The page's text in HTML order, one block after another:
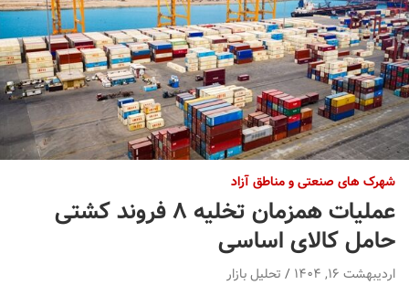
شهرک های صنعتی و مناطق آزاد
عملیات همزمان تخلیه ۸ فروند کشتی
حامل کالای اساسی
اردیبهشت ۱۶, ۱۴۰۴ تحلیل بازار